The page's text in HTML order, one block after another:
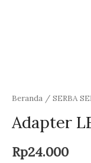
Beranda / SERBA
Adapter
Rp24.000